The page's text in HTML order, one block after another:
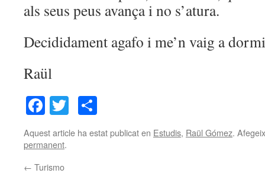
als seus peus avança i no s’atura.
Decididament agafo i me’n vaig a
Raül
Facebook
Twitter
Aquest article ha estat publicat en Estudis, Raül Gómez.
permanent.
← Turismo